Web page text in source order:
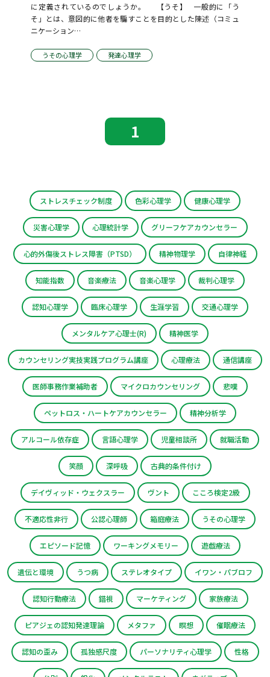
に定義されているのでしょうか。     【うそ】   一般的に「う
そ」とは、意図的に他者を騙すことを目的とした陳述（コミュ
ニケーション…
うその心理学 発達心理学
1
ストレスチェック制度 色彩心理学 健康心理学
災害心理学 心理統計学 グリーフケアカウンセラー
心的外傷後ストレス障害（PTSD） 精神物理学 自律神経
知能指数 音楽療法 音楽心理学 裁判心理学
認知心理学 臨床心理学 生涯学習 交通心理学
メンタルケア心理士(R) 精神医学
カウンセリング実技実践プログラム講座 心理療法 通信講座
医師事務作業補助者 マイクロカウンセリング 悲嘆
ペットロス・ハートケアカウンセラー 精神分析学
アルコール依存症 言語心理学 児童相談所 就職活動
笑顔 深呼吸 古典的条件付け
デイヴィッド・ウェクスラー ヴント こころ検定2級
不適応性非行 公認心理師 箱庭療法 うその心理学
エピソード記憶 ワーキングメモリー 遊戯療法
遺伝と環境 うつ病 ステレオタイプ イワン・パブロフ
認知行動療法 錯視 マーケティング 家族療法
ピアジェの認知発達理論 メタファ 瞑想 催眠療法
認知の歪み 孤独感尺度 パーソナリティ心理学 性格